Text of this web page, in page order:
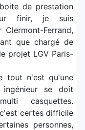
de prestation
finir, je suis
Ferrand,
que chargé de
projet LGV Paris-
tout n'est qu'une
ingénieur se doit
casquettes.
certes difficile
personnes,